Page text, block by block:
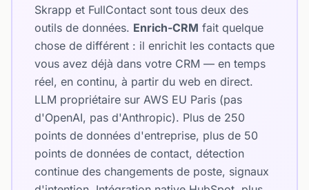
Skrapp et FullContact sont tous deux des
outils de données. Enrich-CRM fait quelque
chose de différent : il enrichit les contacts que
vous avez déjà dans votre CRM — en temps
réel, en continu, à partir du web en direct.
LLM propriétaire sur AWS EU Paris (pas
d'OpenAI, pas d'Anthropic). Plus de 250
points de données d'entreprise, plus de 50
points de données de contact, détection
continue des changements de poste, signaux